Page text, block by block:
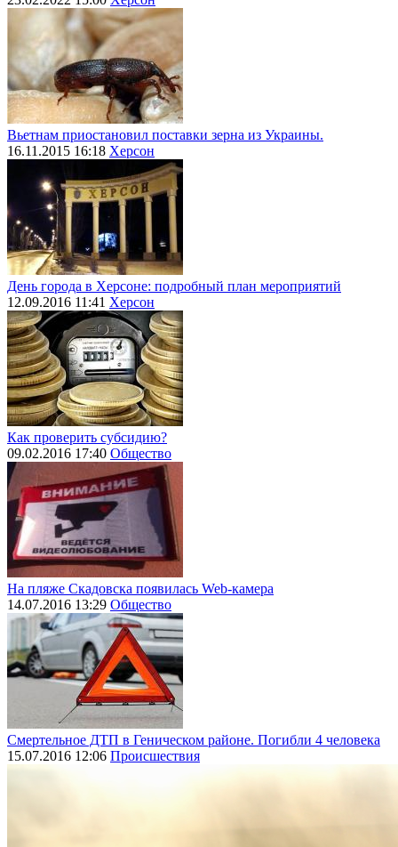
Вьетнам приостановил поставки зерна из Украины.
16.11.2015 16:18 Херсон
День города в Херсоне: подробный план мероприятий
12.09.2016 11:41 Херсон
Как проверить субсидию?
09.02.2016 17:40 Общество
На пляже Скадовска появилась Web-камера
14.07.2016 13:29 Общество
Смертельное ДТП в Геническом районе. Погибли 4 человека
15.07.2016 12:06 Происшествия